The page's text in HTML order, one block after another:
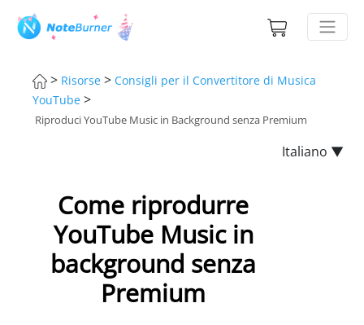
> Risorse > Consigli per il Convertitore di Musica
YouTube >
Riproduci YouTube Music in Background senza Premium
Italiano ▼
Come riprodurre
YouTube Music in
background senza
Premium